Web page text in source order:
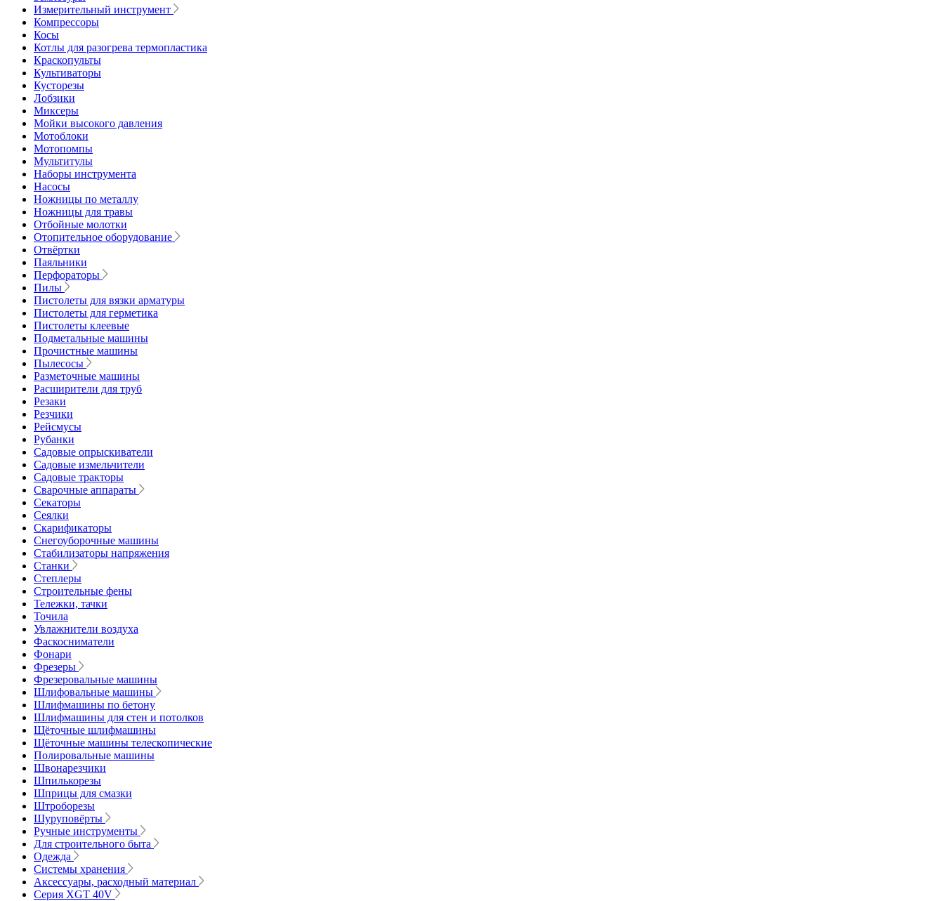
Измерительный инструмент
Компрессоры
Косы
Котлы для разогрева термопластика
Краскопульты
Культиваторы
Кусторезы
Лобзики
Миксеры
Мойки высокого давления
Мотоблоки
Мотопомпы
Мультитулы
Наборы инструмента
Насосы
Ножницы по металлу
Ножницы для травы
Отбойные молотки
Отопительное оборудование
Отвёртки
Паяльники
Перфораторы
Пилы
Пистолеты для вязки арматуры
Пистолеты для герметика
Пистолеты клеевые
Подметальные машины
Прочистные машины
Пылесосы
Разметочные машины
Расширители для труб
Резаки
Резчики
Рейсмусы
Рубанки
Садовые опрыскиватели
Садовые измельчители
Садовые тракторы
Сварочные аппараты
Секаторы
Сеялки
Скарификаторы
Снегоуборочные машины
Стабилизаторы напряжения
Станки
Степлеры
Строительные фены
Тележки, тачки
Точила
Увлажнители воздуха
Фаскосниматели
Фонари
Фрезеры
Фрезеровальные машины
Шлифовальные машины
Шлифмашины по бетону
Шлифмашины для стен и потолков
Щёточные шлифмашины
Щёточные машины телескопические
Полировальные машины
Швонарезчики
Шпилькорезы
Шприцы для смазки
Штроборезы
Шуруповёрты
Ручные инструменты
Для строительного быта
Одежда
Системы хранения
Аксессуары, расходный материал
Серия XGT 40V